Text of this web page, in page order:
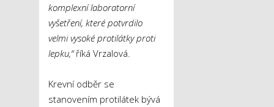
komplexní laboratorní
vyšetření, které potvrdilo
velmi vysoké protilátky proti
lepku,“říká Vrzalová.
Krevní odběr se
stanovením protilátek bývá